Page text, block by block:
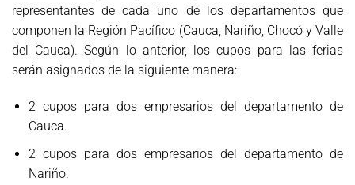
representantes de cada uno de los departamentos que
componen la Región Pacífico (Cauca, Nariño, Chocó y Valle
del Cauca). Según lo anterior, los cupos para las ferias
serán asignados de la siguiente manera:
2 cupos para dos empresarios del departamento de
Cauca.
2 cupos para dos empresarios del departamento de
Nariño.